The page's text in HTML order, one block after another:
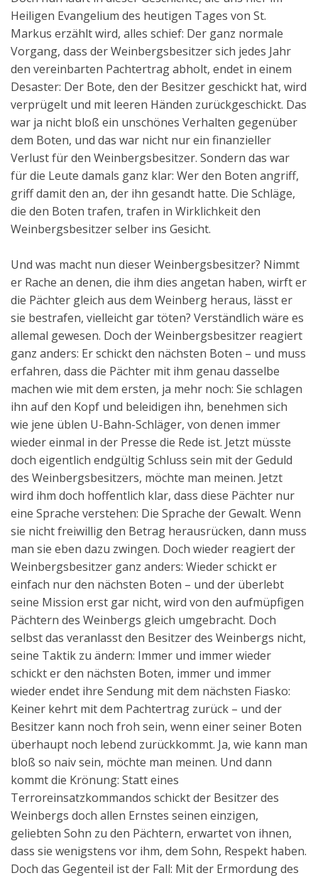
Heiligen Evangelium des heutigen Tages von St.
Markus erzählt wird, alles schief: Der ganz normale
Vorgang, dass der Weinbergsbesitzer sich jedes Jahr
den vereinbarten Pachtertrag abholt, endet in einem
Desaster: Der Bote, den der Besitzer geschickt hat, wird
verprügelt und mit leeren Händen zurückgeschickt. Das
war ja nicht bloß ein unschönes Verhalten gegenüber
dem Boten, und das war nicht nur ein finanzieller
Verlust für den Weinbergsbesitzer. Sondern das war
für die Leute damals ganz klar: Wer den Boten angriff,
griff damit den an, der ihn gesandt hatte. Die Schläge,
die den Boten trafen, trafen in Wirklichkeit den
Weinbergsbesitzer selber ins Gesicht.
Und was macht nun dieser Weinbergsbesitzer? Nimmt
er Rache an denen, die ihm dies angetan haben, wirft er
die Pächter gleich aus dem Weinberg heraus, lässt er
sie bestrafen, vielleicht gar töten? Verständlich wäre es
allemal gewesen. Doch der Weinbergsbesitzer reagiert
ganz anders: Er schickt den nächsten Boten – und muss
erfahren, dass die Pächter mit ihm genau dasselbe
machen wie mit dem ersten, ja mehr noch: Sie schlagen
ihn auf den Kopf und beleidigen ihn, benehmen sich
wie jene üblen U-Bahn-Schläger, von denen immer
wieder einmal in der Presse die Rede ist. Jetzt müsste
doch eigentlich endgültig Schluss sein mit der Geduld
des Weinbergsbesitzers, möchte man meinen. Jetzt
wird ihm doch hoffentlich klar, dass diese Pächter nur
eine Sprache verstehen: Die Sprache der Gewalt. Wenn
sie nicht freiwillig den Betrag herausrücken, dann muss
man sie eben dazu zwingen. Doch wieder reagiert der
Weinbergsbesitzer ganz anders: Wieder schickt er
einfach nur den nächsten Boten – und der überlebt
seine Mission erst gar nicht, wird von den aufmüpfigen
Pächtern des Weinbergs gleich umgebracht. Doch
selbst das veranlasst den Besitzer des Weinbergs nicht,
seine Taktik zu ändern: Immer und immer wieder
schickt er den nächsten Boten, immer und immer
wieder endet ihre Sendung mit dem nächsten Fiasko:
Keiner kehrt mit dem Pachtertrag zurück – und der
Besitzer kann noch froh sein, wenn einer seiner Boten
überhaupt noch lebend zurückkommt. Ja, wie kann man
bloß so naiv sein, möchte man meinen. Und dann
kommt die Krönung: Statt eines
Terroreinsatzkommandos schickt der Besitzer des
Weinbergs doch allen Ernstes seinen einzigen,
geliebten Sohn zu den Pächtern, erwartet von ihnen,
dass sie wenigstens vor ihm, dem Sohn, Respekt haben.
Doch das Gegenteil ist der Fall: Mit der Ermordung des